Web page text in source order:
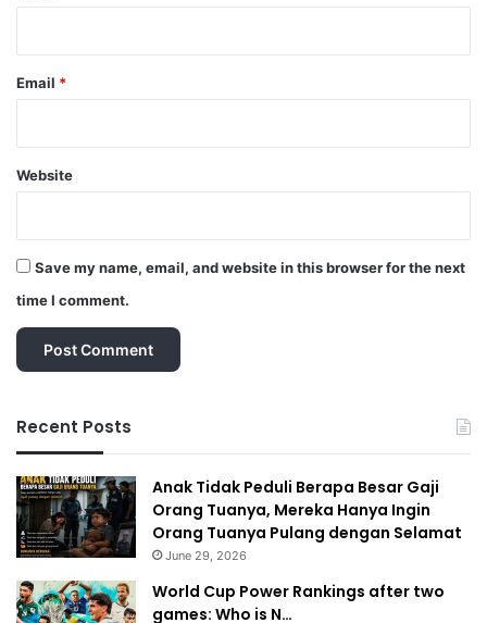
Email *
Website
Save my name, email, and website in this browser for the next
time I comment.
Recent Posts
Anak Tidak Peduli Berapa Besar Gaji
Orang Tuanya, Mereka Hanya Ingin
Orang Tuanya Pulang dengan Selamat
June 29, 2026
World Cup Power Rankings after two
games: Who is N…